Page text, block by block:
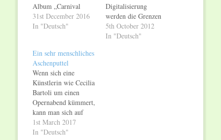
Album „Carnival
Fantasy“ und auf
YouTube ein über 22-
akrobatischen
Adaption von Vivaldis
„Sommer“... Die vier
Musikerinnen des
Hamburger
Klassikquartetts Salut
Salon sind auf
Erfolgskurs und
arbeiten neben ihrer
31st December 2016
In "Deutsch"
Digitalisierung
werden die Grenzen
zwischen den
Kreativbranchen –
5th October 2012
In "Deutsch"
Ein sehr menschliches
Aschenputtel
Wenn sich eine
Künstlerin wie Cecilia
Bartoli um einen
Opernabend kümmert,
kann man sich auf
eine spektakuläre
Vorstellung gefasst
1st March 2017
In "Deutsch"